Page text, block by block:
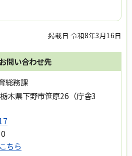
掲載日 令和8年3月16日
問い合わせ先
総務課
木県下野市笹原26（庁舎3
ちら